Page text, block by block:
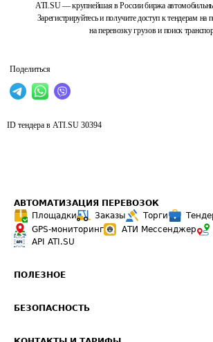
ATI.SU — крупнейшая в России биржа
Зарегистрируйтесь и получите доступ к тендерам на
на перевозку грузов и поиск
Поделиться
ID тендера в ATI.SU 30394
АВТОМАТИЗАЦИЯ ПЕРЕВОЗОК
Площадки
Заказы Торги
GPS-мониторинг
АТИ Мессенджер
API ATI.SU
ПОЛЕЗНОЕ
Звезды ATI.SU на вашем сайте
БЕЗОПАСНОСТЬ